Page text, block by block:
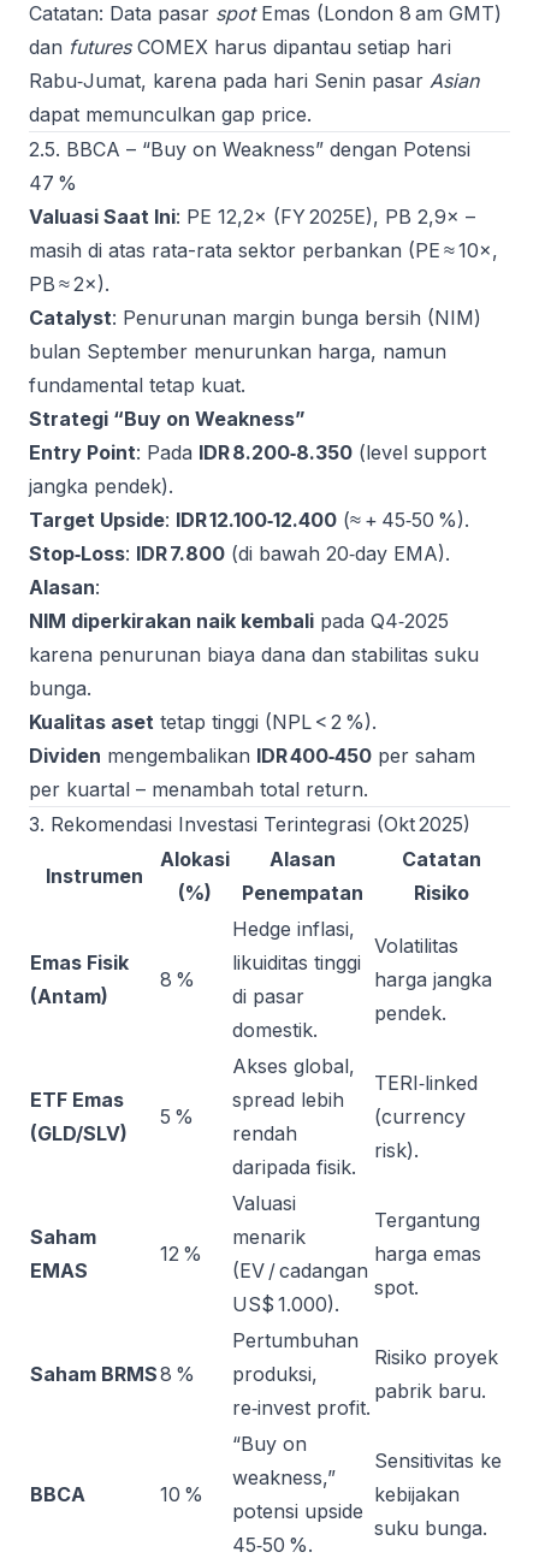
Catatan: Data pasar spotEmas (London 8 am GMT)
dan futuresCOMEX harus dipantau setiap hari
Rabu‑Jumat, karena pada hari Senin pasar Asian
dapat memunculkan gap price.
2.5. BBCA – “Buy on Weakness” dengan Potensi
47 %
Valuasi Saat Ini: PE 12,2× (FY 2025E), PB 2,9× –
masih di atas rata-rata sektor perbankan (PE ≈ 10×,
PB ≈ 2×).
Catalyst: Penurunan margin bunga bersih (NIM)
bulan September menurunkan harga, namun
fundamental tetap kuat.
Strategi “Buy on Weakness”
Entry Point: Pada IDR 8.200‑8.350 (level support
jangka pendek).
Target Upside: IDR 12.100‑12.400 (≈ + 45‑50 %).
Stop‑Loss: IDR 7.800 (di bawah 20‑day EMA).
Alasan:
NIM diperkirakan naik kembali pada Q4‑2025
karena penurunan biaya dana dan stabilitas suku
bunga.
Kualitas aset tetap tinggi (NPL < 2 %).
Dividen mengembalikan IDR 400‑450 per saham
per kuartal – menambah total return.
3. Rekomendasi Investasi Terintegrasi (Okt 2025)
Instrumen
Alokasi
(%)
Alasan
Penempatan
Catatan
Risiko
Emas Fisik
(Antam)
8 %
Hedge inflasi,
likuiditas tinggi
di pasar
domestik.
Volatilitas
harga jangka
pendek.
ETF Emas
(GLD/SLV)
5 %
Akses global,
spread lebih
rendah
daripada fisik.
TERI‑linked
(currency
risk).
Saham
EMAS
12 %
Valuasi
menarik
(EV / cadangan
US$ 1.000).
Tergantung
harga emas
spot.
Saham BRMS8 %
Pertumbuhan
produksi,
re‑invest profit.
Risiko proyek
pabrik baru.
BBCA 10 %
“Buy on
weakness,”
potensi upside
45‑50 %.
Sensitivitas ke
kebijakan
suku bunga.